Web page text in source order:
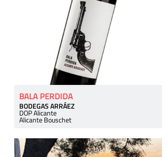
BALA PERDIDA
BODEGAS ARRÁEZ
DOP Alicante
Alicante Bouschet